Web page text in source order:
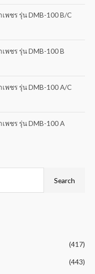
พชร รุ่น DMB-100 B/C
พชร รุ่น DMB-100 B
พชร รุ่น DMB-100 A/C
พชร รุ่น DMB-100 A
Search
(417)
(443)